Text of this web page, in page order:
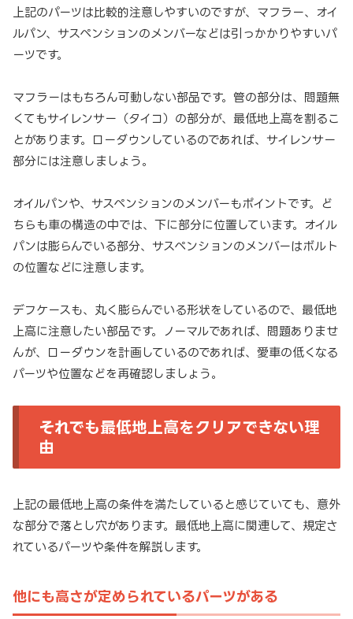
上記のパーツは比較的注意しやすいのですが、マフラー、オイ
ルパン、サスペンションのメンバーなどは引っかかりやすいパ
ーツです。
マフラーはもちろん可動しない部品です。管の部分は、問題無
くてもサイレンサー（タイコ）の部分が、最低地上高を割るこ
とがあります。ローダウンしているのであれば、サイレンサー
部分には注意しましょう。
オイルパンや、サスペンションのメンバーもポイントです。ど
ちらも車の構造の中では、下に部分に位置しています。オイル
パンは膨らんでいる部分、サスペンションのメンバーはボルト
の位置などに注意します。
デフケースも、丸く膨らんでいる形状をしているので、最低地
上高に注意したい部品です。ノーマルであれば、問題ありませ
んが、ローダウンを計画しているのであれば、愛車の低くなる
パーツや位置などを再確認しましょう。
それでも最低地上高をクリアできない理
由
上記の最低地上高の条件を満たしていると感じていても、意外
な部分で落とし穴があります。最低地上高に関連して、規定さ
れているパーツや条件を解説します。
他にも高さが定められているパーツがある